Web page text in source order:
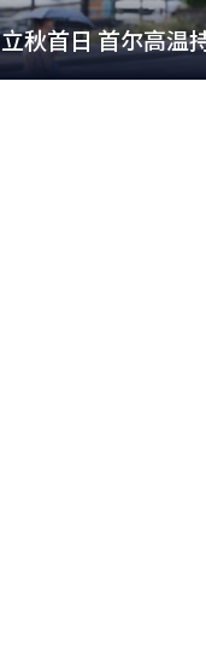
立秋首日 首尔高温